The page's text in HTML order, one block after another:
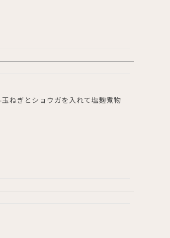
ねぎとショウガを入れて塩麹煮物